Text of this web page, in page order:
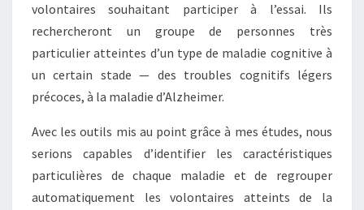
volontaires souhaitant participer à l’essai. Ils
rechercheront un groupe de personnes très
particulier atteintes d’un type de maladie cognitive à
un certain stade — des troubles cognitifs légers
précoces, à la maladie d’Alzheimer.
Avec les outils mis au point grâce à mes études, nous
serions capables d’identifier les caractéristiques
particulières de chaque maladie et de regrouper
automatiquement les volontaires atteints de la